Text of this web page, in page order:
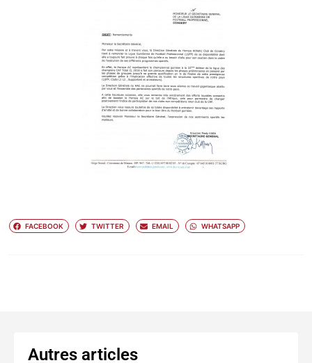
FACEBOOK TWITTER EMAIL WHATSAPP
Autres articles